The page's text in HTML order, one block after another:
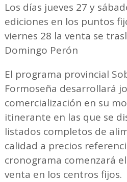
Los días jueves 27 y
ediciones en los puntos
viernes 28 la venta se
Domingo Perón
El programa provincial
Formoseña desarrollará
comercialización en su
itinerante en las que se
listados completos de
calidad a precios
cronograma comenzará
venta en los centros fijos.